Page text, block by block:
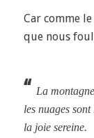
Car comme
que nous
‘‘ La
les nuages
la joie sereine.